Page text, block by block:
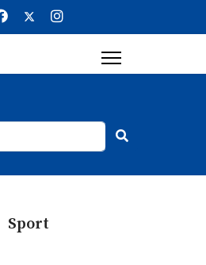
Sport